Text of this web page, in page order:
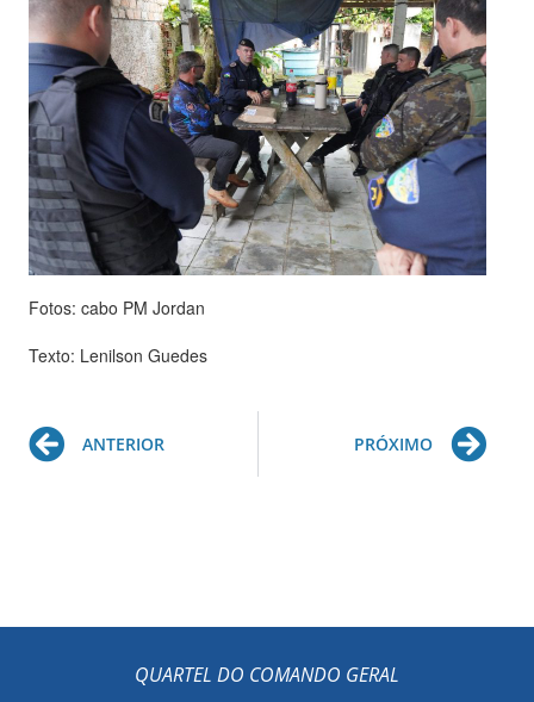
Fotos: cabo PM Jordan
Texto: Lenilson Guedes
Prev
ANTERIOR PRÓXIMO
QUARTEL DO COMANDO GERAL